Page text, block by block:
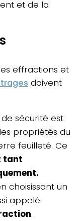
et de la
effractions et
doivent
sécurité est
propriétés du
feuilleté. Ce
tant
choisissant un
appelé
.